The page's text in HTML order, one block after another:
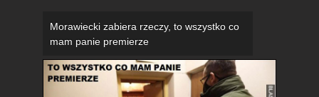
Morawiecki zabiera rzeczy, to wszystko co
mam panie premierze